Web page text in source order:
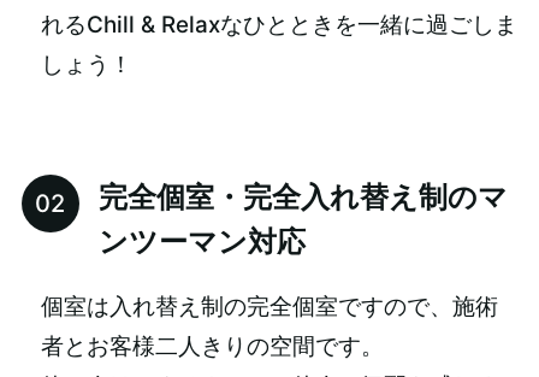
れるChill & Relaxなひとときを一緒に過ごしま
しょう！
完全個室・完全入れ替え制のマ
ンツーマン対応
個室は入れ替え制の完全個室ですので、施術
者とお客様二人きりの空間です。